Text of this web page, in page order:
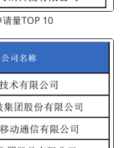
量TOP 10